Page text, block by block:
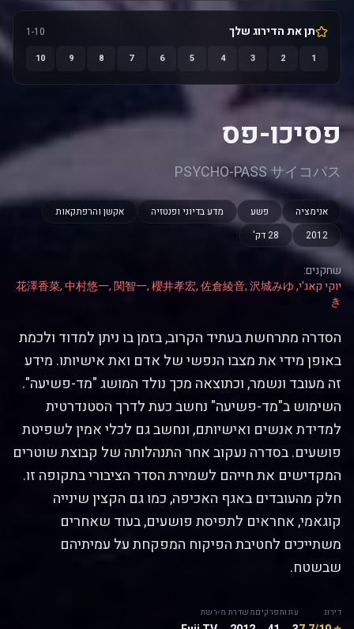
תן את הדירוג שלך 1-10
1
2
3
4
5
6
7
8
9
10
פסיכו-פס
PSYCHO-PASS サイコパス
אנימציה פשע מדע בדיוני ופנטזיה
אקשן והרפתקאות
2012
28 דק'
שחקנים:
יוקי קאג'י, 花澤香菜, 中村悠一, 関智一, 櫻井孝宏, 佐倉綾音, 沢城みゆ
き
הסדרה מתרחשת בעתיד הקרוב, בזמן בו ניתן למדוד ולכמת
באופן מידי את מצבו הנפשי של אדם ואת אישיותו. מידע
זה מעובד ונשמר, וכתוצאה מכך נולד המושג "מד-פשיעה".
השימוש ב"מד-פשיעה" נחשב כעת לדרך הסטנדרטית
למדידת אנשים ואישיותם, ונחשב גם לכלי אמין לשפיטת
פושעים. בסדרה נעקוב אחר התנהלותה של קבוצת שוטרים
המקדישים את חייהם לשמירת הסדר הציבורי בתקופה זו.
חלק מהעובדים באגף האכיפה, כמו גם הקצין שינייה
קוגאמי, אחראים לתפיסת פושעים, בעוד שאחרים
משתייכים לחטיבת הפיקוח המפקחת על עמיתיהם
שבשטח.
דירוג עונותפרקיםמשדרת מ-רשת